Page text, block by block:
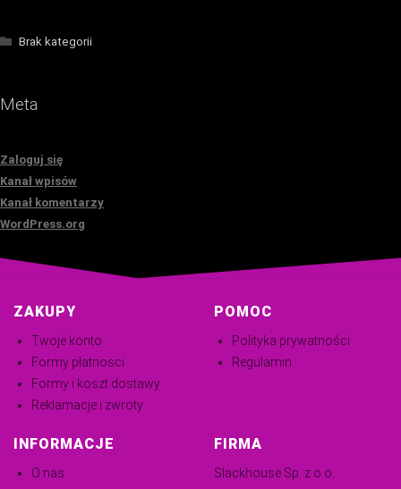
Brak kategorii
Meta
Zaloguj się
Kanał wpisów
Kanał komentarzy
WordPress.org
ZAKUPY
Twoje konto
Formy płatnosci
Formy i koszt dostawy
Reklamacje i zwroty
POMOC
Polityka prywatności
Regulamin
INFORMACJE
O nas
FIRMA
Slackhouse Sp. z o.o.